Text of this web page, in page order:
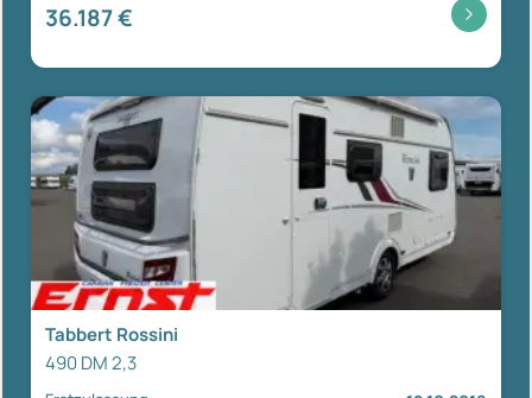
36.187 €
Tabbert Rossini
490 DM 2,3